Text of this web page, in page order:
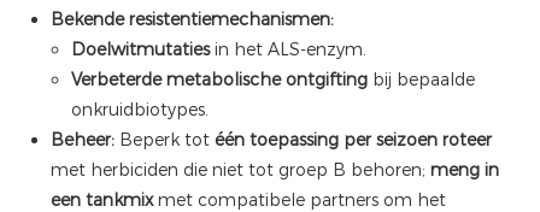
Bekende resistentiemechanismen:
Doelwitmutatiesin het ALS-enzym.
Verbeterde metabolische ontgiftingbij bepaalde
onkruidbiotypes.
Beheer:Beperk tot één toepassing per seizoen roteer
met herbiciden die niet tot groep B behoren; meng in
een tankmixmet compatibele partners om het